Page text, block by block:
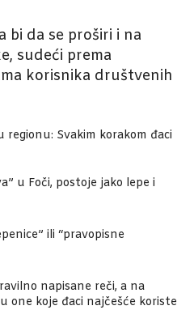
bi da se proširi i na
sudeći prema
korisnika društvenih
u Foči, postoje jako lepe i
ili “pravopisne
napisane reči, a na
one koje đaci najčešće koriste